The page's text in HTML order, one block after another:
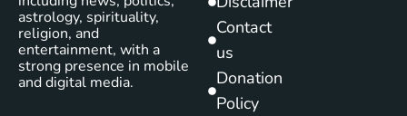
astrology, spirituality,
religion, and
entertainment, with a
strong presence in mobile
and digital media.
Contact
us
Donation
Policy